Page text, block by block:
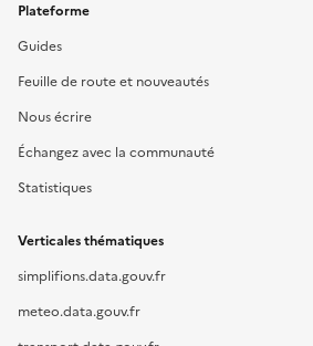
Plateforme
Guides
Feuille de route et nouveautés
Nous écrire
Échangez avec la communauté
Statistiques
Verticales thématiques
simplifions.data.gouv.fr
meteo.data.gouv.fr